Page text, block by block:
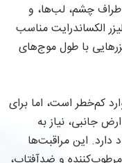
چشم، لب‌ها، و
الکساندرایت مناسب
با طول موج‌های
کم‌خطر است، اما برای
جانبی، نیاز به
دارد. این مراقبت‌ها